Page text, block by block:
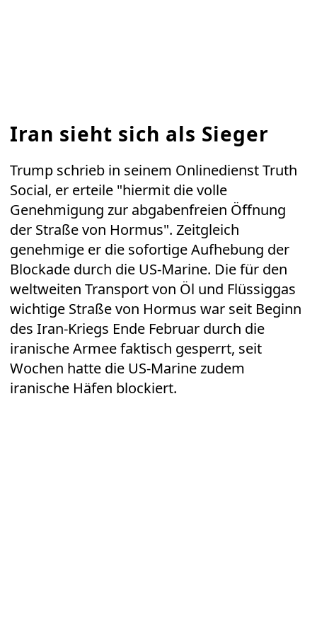
Iran sieht sich als Sieger
Trump schrieb in seinem Onlinedienst Truth
Social, er erteile "hiermit die volle
Genehmigung zur abgabenfreien Öffnung
der Straße von Hormus". Zeitgleich
genehmige er die sofortige Aufhebung der
Blockade durch die US-Marine. Die für den
weltweiten Transport von Öl und Flüssiggas
wichtige Straße von Hormus war seit Beginn
des Iran-Kriegs Ende Februar durch die
iranische Armee faktisch gesperrt, seit
Wochen hatte die US-Marine zudem
iranische Häfen blockiert.